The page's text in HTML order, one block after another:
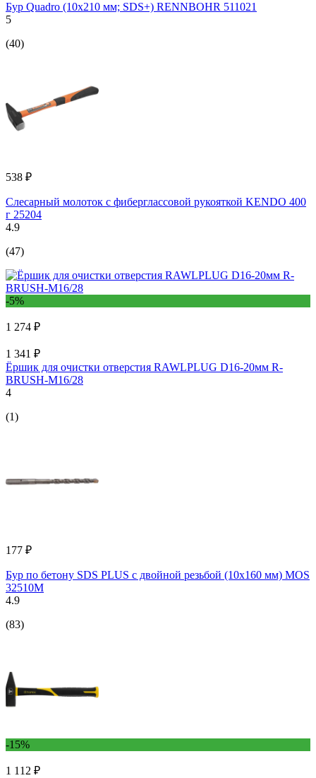
Бур Quadro (10x210 мм; SDS+) RENNBOHR 511021
5
(40)
538 ₽
Слесарный молоток с фиберглассовой рукояткой KENDO 400
г 25204
4.9
(47)
-5%
1 274 ₽
1 341 ₽
Ёршик для очистки отверстия RAWLPLUG D16-20мм R-
BRUSH-M16/28
4
(1)
177 ₽
Бур по бетону SDS PLUS с двойной резьбой (10х160 мм) MOS
32510М
4.9
(83)
-15%
1 112 ₽